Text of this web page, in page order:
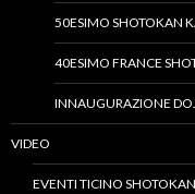
50ESIMO SHOTOKAN
40ESIMO FRANCE
INNAUGURAZIONE
VIDEO
EVENTI TICINO SHOTOKAN